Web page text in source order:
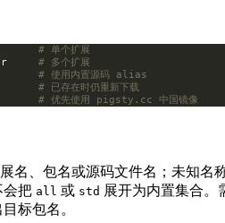
# 单个扩展
# 多个扩展
# 使用内置源码 alias
-f # 已存在时仍重新下载
-m # 优先使用 pigsty.cc 中国镜像
名、包名或源码文件名；未知名
会把 all 或 std 展开为内置集合。
标包名。